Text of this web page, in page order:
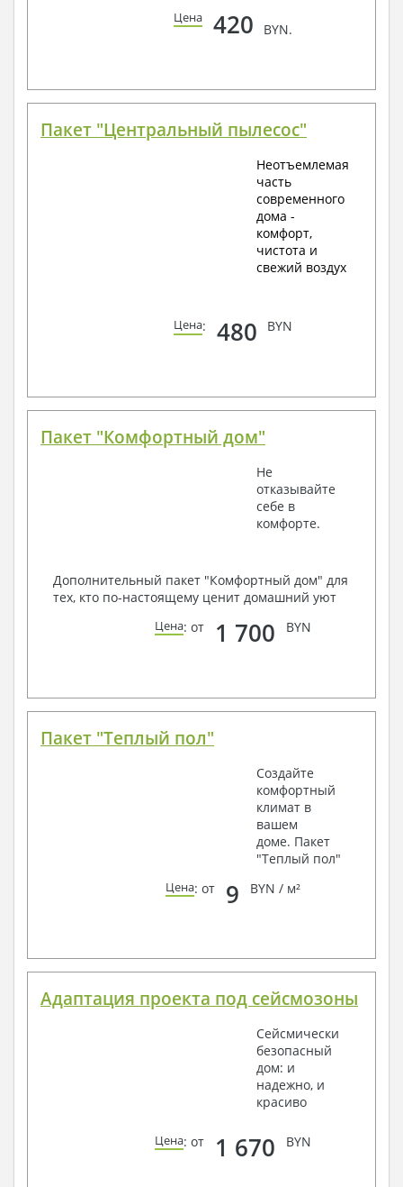
Цена 420 BYN.
Пакет "Центральный пылесос"
Неотъемлемая
часть
современного
дома -
комфорт,
чистота и
свежий воздух
Цена: 480 BYN
Пакет "Комфортный дом"
Не
отказывайте
себе в
комфорте.
Дополнительный пакет "Комфортный дом" для
тех, кто по-настоящему ценит домашний уют
Цена: от 1 700 BYN
Пакет "Теплый пол"
Создайте
комфортный
климат в
вашем
доме. Пакет
"Теплый пол"
Цена: от 9 BYN / м²
Адаптация проекта под сейсмозоны
Сейсмически
безопасный
дом: и
надежно, и
красиво
Цена: от 1 670 BYN